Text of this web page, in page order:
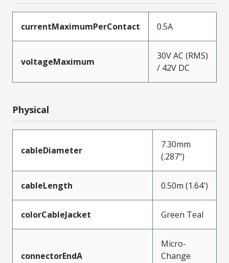
currentMaximumPerContact 0.5A
voltageMaximum
30V AC (RMS)
/ 42V DC
Physical
cableDiameter
7.30mm
(.287")
cableLength 0.50m (1.64')
colorCableJacket Green Teal
connectorEndA
Micro-
Change